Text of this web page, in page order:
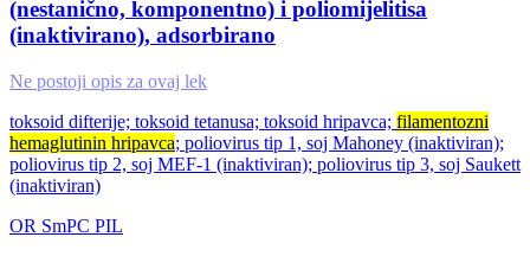
(nestanično, komponentno) i poliomijelitisa
(inaktivirano), adsorbirano
Ne postoji opis za ovaj lek
toksoid difterije; toksoid tetanusa; toksoid hripavca; filamentozni
hemaglutinin hripavca; poliovirus tip 1, soj Mahoney (inaktiviran);
poliovirus tip 2, soj MEF-1 (inaktiviran); poliovirus tip 3, soj Saukett
(inaktiviran)
OR SmPC PIL